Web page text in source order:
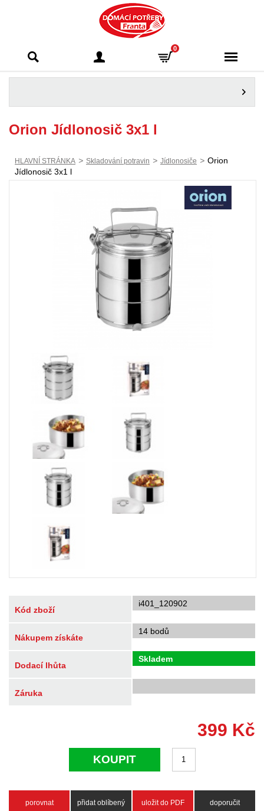
Franta - Příbram
0
Orion Jídlonosič 3x1 l
HLAVNÍ STRÁNKA > Skladování potravin > Jídlonosiče > Orion
Jídlonosič 3x1 l
Kód zboží
i401_120902
Nákupem získáte
14 bodů
Dodací lhůta
Skladem
Záruka
399 Kč
KOUPIT
porovnat přidat oblíbený uložit do PDF doporučit